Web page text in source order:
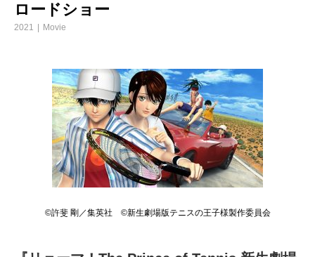
ロードショー
2021 Movie
©許斐 剛／集英社 ©新生劇場版テニスの王子様製作委員会